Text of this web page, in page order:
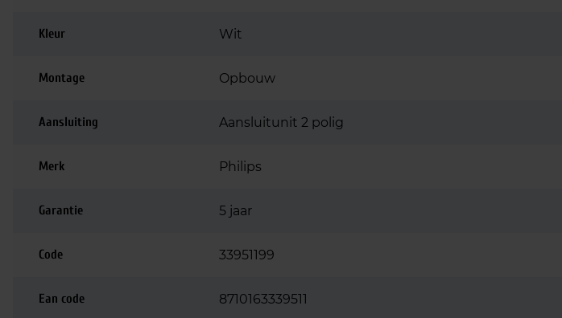
Kleur Wit
Montage Opbouw
Aansluiting Aansluitunit 2 polig
Merk Philips
Garantie 5 jaar
Code 33951199
Ean code 8710163339511